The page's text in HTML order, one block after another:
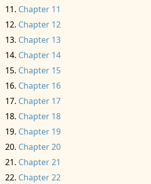
Chapter 11
Chapter 12
Chapter 13
Chapter 14
Chapter 15
Chapter 16
Chapter 17
Chapter 18
Chapter 19
Chapter 20
Chapter 21
Chapter 22